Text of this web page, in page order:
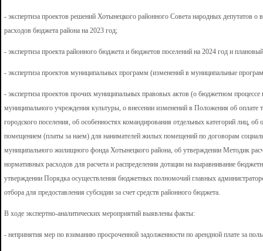
- экспертиза проектов решений Хотынецкого районного Совета народных депутатов о
расходов бюджета района на 2023 год;
- экспертиза проекта районного бюджета и бюджетов поселений на 2024 год и
- экспертиза проектов муниципальных программ (изменений в муниципальные
- экспертиза проектов прочих муниципальных правовых актов (о бюджетном
муниципального учреждения культуры, о внесении изменений в Положения об оплате
городского поселения, об особенностях командирования отдельных категорий лиц,
помещением (платы за наем) для нанимателей жилых помещений по договорам
муниципального жилищного фонда Хотынецкого района, об утверждении Методик
нормативных расходов для расчета и распределения дотации на выравнивание
утверждении Порядка осуществления бюджетных полномочий главных
отбора для предоставления субсидии за счет средств районного бюджета.
В ходе экспертно-аналитических мероприятий выявлены факты:
- непринятия мер по взиманию просроченной задолженности по арендной плате за